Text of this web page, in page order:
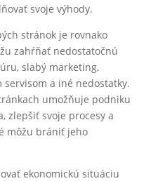
svoje výhody.
stránok je rovnako
zahŕňať nedostatočnú
slabý marketing,
servisom a iné nedostatky.
umožňuje podniku
zlepšiť svoje procesy a
môžu brániť jeho
ekonomickú situáciu